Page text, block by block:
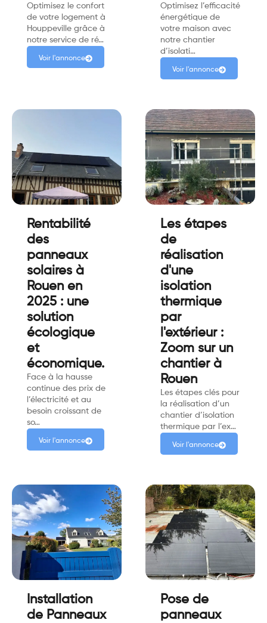
Optimisez le confort
de votre logement à
Houppeville grâce à
notre service de ré…
Voir l'annonce
Optimisez l’efficacité
énergétique de
votre maison avec
notre chantier
d’isolati…
Voir l'annonce
Rentabilité
des
panneaux
solaires à
Rouen en
2025 : une
solution
écologique
et
économique.
Face à la hausse
continue des prix de
l’électricité et au
besoin croissant de
so…
Voir l'annonce
Les étapes
de
réalisation
d'une
isolation
thermique
par
l'extérieur :
Zoom sur un
chantier à
Rouen
Les étapes clés pour
la réalisation d’un
chantier d’isolation
thermique par l’ex…
Voir l'annonce
Installation
de Panneaux
Pose de
panneaux